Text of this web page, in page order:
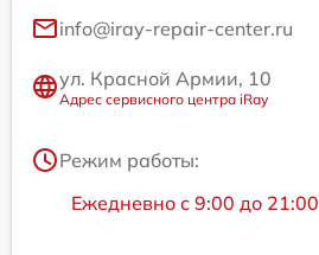
info@iray-repair-center.ru
ул. Красной Армии, 10
Адрес сервисного центра iRay
Режим работы:
Ежедневно с 9:00 до 21:00